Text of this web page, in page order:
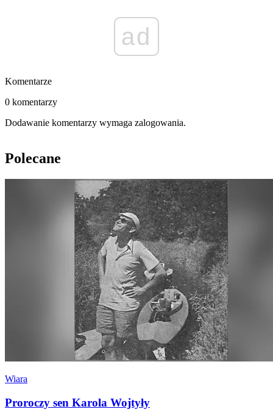
ad
Komentarze
0 komentarzy
Dodawanie komentarzy wymaga zalogowania.
Polecane
Wiara
Proroczy sen Karola Wojtyły